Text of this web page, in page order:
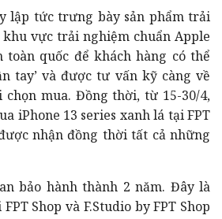
lập tức trưng bày sản phẩm trải
vực trải nghiệm chuẩn Apple
toàn quốc để khách hàng có thể
tay’ và được tư vấn kỹ càng về
mua. Đồng thời, từ 15-30/4,
iPhone 13 series xanh lá tại FPT
nhận đồng thời tất cả những
bảo hành thành 2 năm. Đây là
Shop và F.Studio by FPT Shop